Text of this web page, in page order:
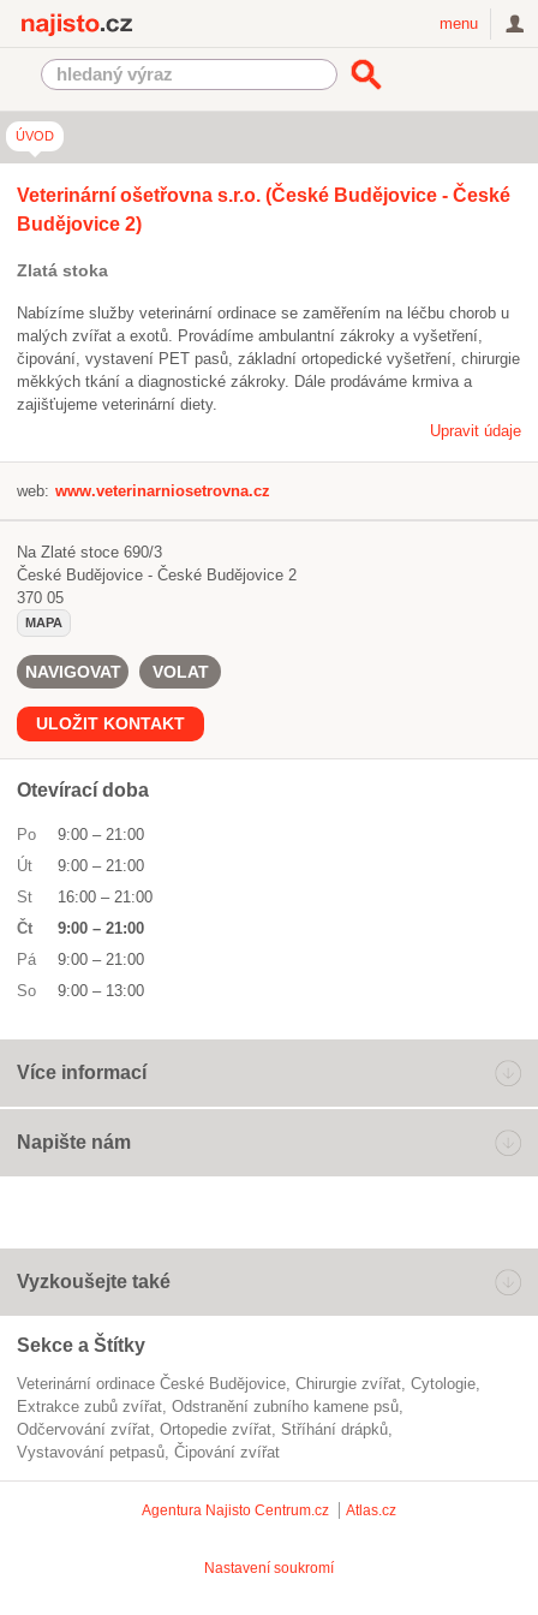
menu
ÚVOD
Veterinární ošetřovna s.r.o. (České Budějovice - České
Budějovice 2)
Zlatá stoka
Nabízíme služby veterinární ordinace se zaměřením na léčbu chorob u
malých zvířat a exotů. Provádíme ambulantní zákroky a vyšetření,
čipování, vystavení PET pasů, základní ortopedické vyšetření, chirurgie
měkkých tkání a diagnostické zákroky. Dále prodáváme krmiva a
zajišťujeme veterinární diety.
Upravit údaje
web: www.veterinarniosetrovna.cz
Na Zlaté stoce 690/3
České Budějovice - České Budějovice 2
370 05
MAPA
NAVIGOVAT VOLAT
ULOŽIT KONTAKT
Otevírací doba
Po 9:00 – 21:00
Út
9:00 – 21:00
St
16:00 – 21:00
Čt
9:00 – 21:00
Pá
9:00 – 21:00
So
9:00 – 13:00
Více informací
Napište nám
Vyzkoušejte také
Sekce a Štítky
Veterinární ordinace České Budějovice chirurgie zvířat
cytologie
extrakce zubů zvířat
odstranění zubního kamene psů
odčervování zvířat
ortopedie zvířat
stříhání drápků
vystavování petpasů
čipování zvířat
Agentura Najisto Centrum.cz Atlas.cz
Nastavení soukromí